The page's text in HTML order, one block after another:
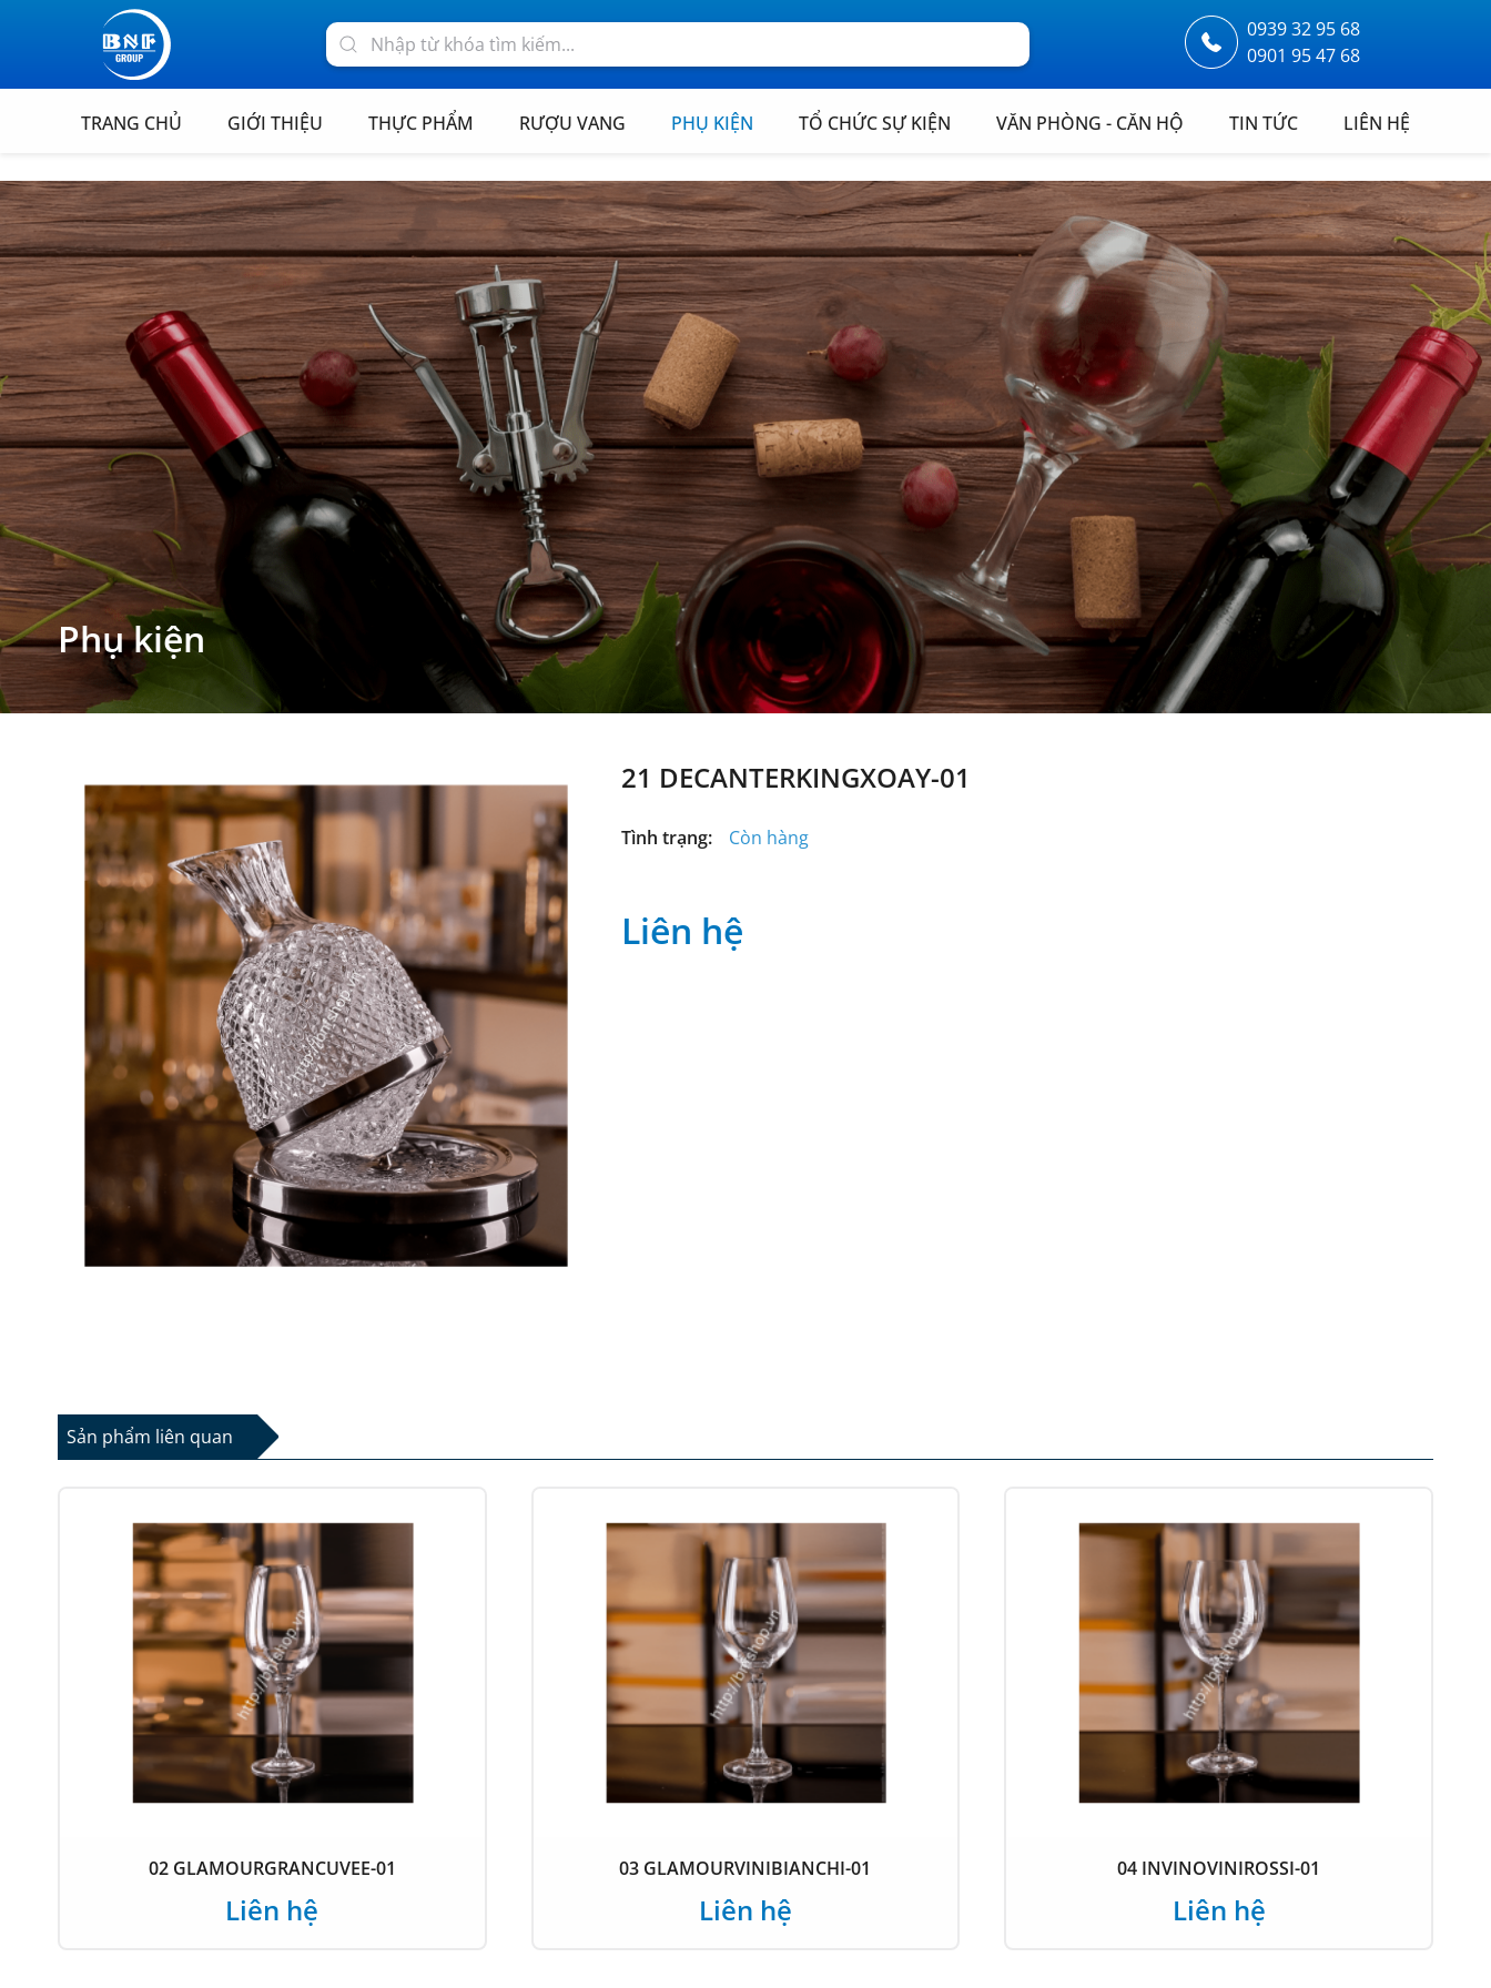
0939 32 95 68
0901 95 47 68
TRANG CHỦ GIỚI THIỆU THỰC PHẨM RƯỢU VANG PHỤ KIỆN TỔ CHỨC SỰ KIỆN VĂN PHÒNG - CĂN HỘ TIN TỨC LIÊN HỆ
Phụ kiện
21 DECANTERKINGXOAY-01
Tình trạng: Còn hàng
Liên hệ
Sản phẩm liên quan
03 GLAMOURVINIBIANCHI-01
Liên hệ
04 INVINOVINIROSSI-01
Liên hệ
05 INVINOVINIBIANCHI-01
Liên hệ